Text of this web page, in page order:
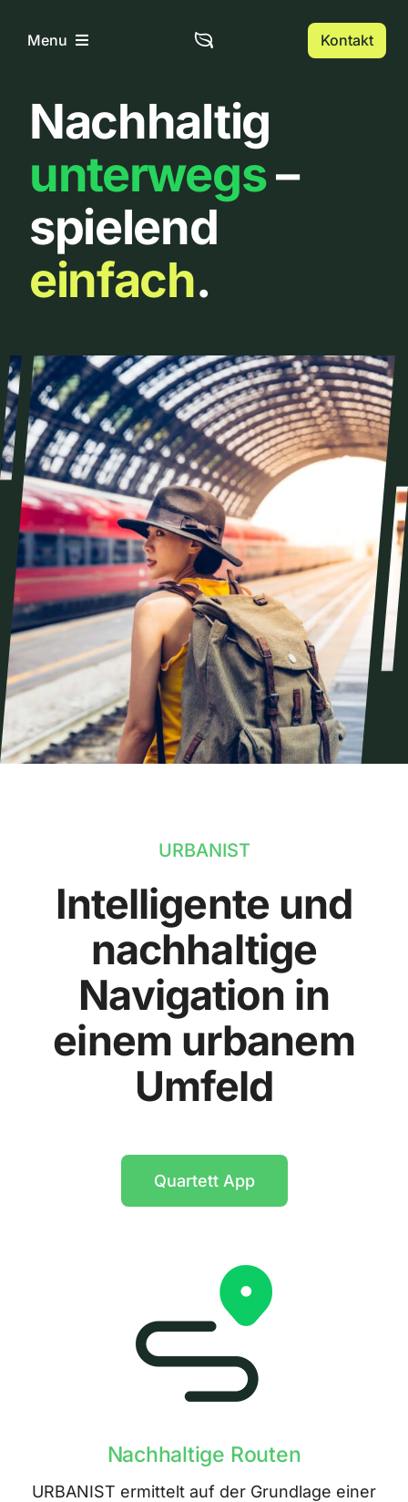
InhaltMenu
Home
Über uns
Urbanlist
Kontakt
Nachhaltig
unterwegs–
spielend
einfach.
URBANIST
Intelligente und
nachhaltige
Navigation in
einem urbanem
Umfeld
Quartett App
Nachhaltige Routen
URBANIST ermittelt auf der Grundlage einer